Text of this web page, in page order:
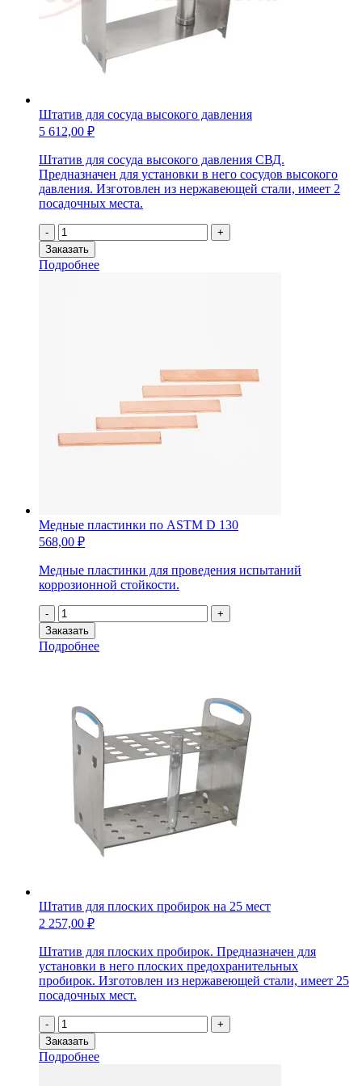
Штатив для сосуда высокого давления
5 612,00 ₽
Штатив для сосуда высокого давления СВД.
Предназначен для установки в него сосудов высокого
давления. Изготовлен из нержавеющей стали, имеет 2
посадочных места.
-
Количество
товара
Штатив
для
+
Заказать
Подробнее
Медные пластинки по ASTM D 130
568,00 ₽
Медные пластинки для проведения испытаний
коррозионной стойкости.
-
Количество
товара
Медные
пластинки
130
+
Заказать
Подробнее
Штатив для плоских пробирок на 25 мест
2 257,00 ₽
Штатив для плоских пробирок. Предназначен для
установки в него плоских предохранительных
пробирок. Изготовлен из нержавеющей стали, имеет 25
посадочных мест.
-
Количество
товара
Штатив
для
+
Заказать
Подробнее